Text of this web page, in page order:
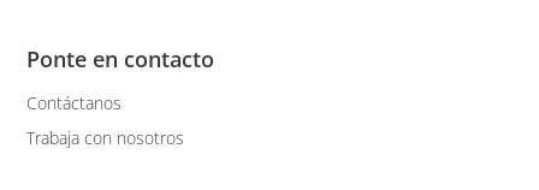
Ponte en contacto
Contáctanos
Trabaja con nosotros